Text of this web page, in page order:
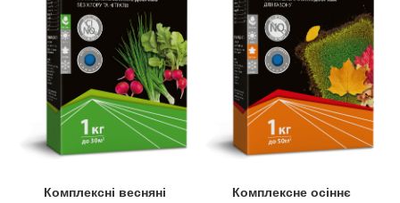
Комплексні весняні
Комплексне осіннє